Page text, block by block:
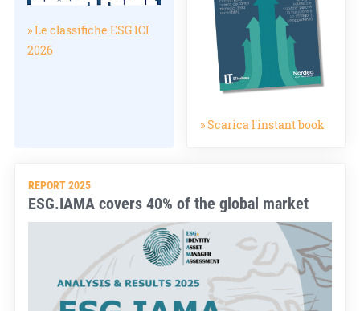
» Le classifiche ESG.ICI
2026
» Scarica l'instant book
REPORT 2025
ESG.IAMA covers 40% of the global market